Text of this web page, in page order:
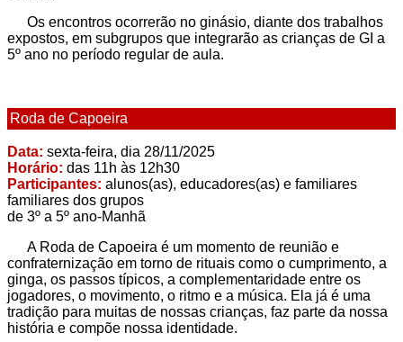
Os encontros ocorrerão no ginásio, diante dos trabalhos
expostos, em subgrupos que integrarão as crianças de GI a
5º ano no período regular de aula.
Roda de Capoeira
Data: sexta-feira, dia 28/11/2025
Horário: das 11h às 12h30
Participantes: alunos(as), educadores(as) e familiares
familiares dos grupos
de 3º a 5º ano-Manhã
A Roda de Capoeira é um momento de reunião e
confraternização em torno de rituais como o cumprimento, a
ginga, os passos típicos, a complementaridade entre os
jogadores, o movimento, o ritmo e a música. Ela já é uma
tradição para muitas de nossas crianças, faz parte da nossa
história e compõe nossa identidade.